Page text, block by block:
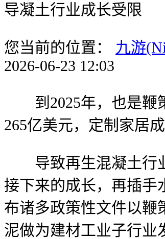
导凝土行业成长受限
您当前的位置： 九游
2026-06-23 12:03
到2025年，也是鞭策
265亿美元，定制家居
导致再生混凝土行业
接下来的成长，再插手
布诸多政策性文件以鞭
泥做为建材工业子行业